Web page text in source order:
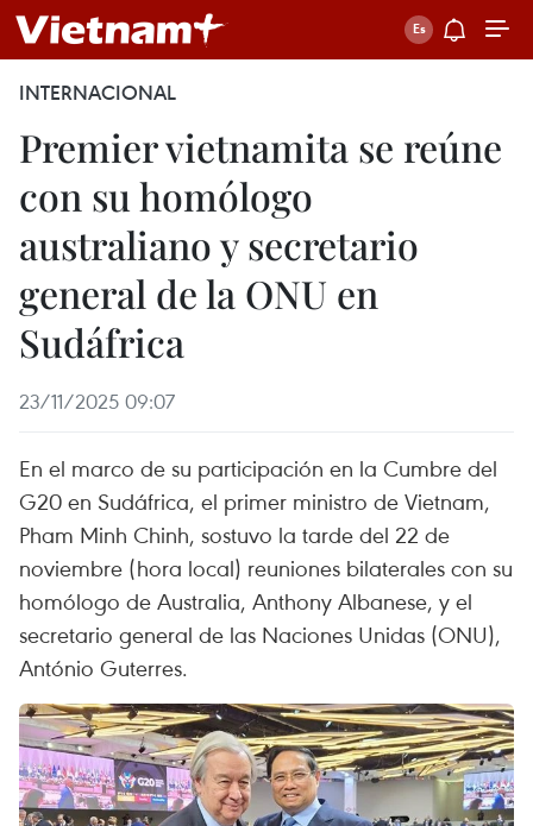
INTERNACIONAL
Premier vietnamita se reúne
con su homólogo
australiano y secretario
general de la ONU en
Sudáfrica
23/11/2025 09:07
En el marco de su participación en la Cumbre del
G20 en Sudáfrica, el primer ministro de Vietnam,
Pham Minh Chinh, sostuvo la tarde del 22 de
noviembre (hora local) reuniones bilaterales con su
homólogo de Australia, Anthony Albanese, y el
secretario general de las Naciones Unidas (ONU),
António Guterres.